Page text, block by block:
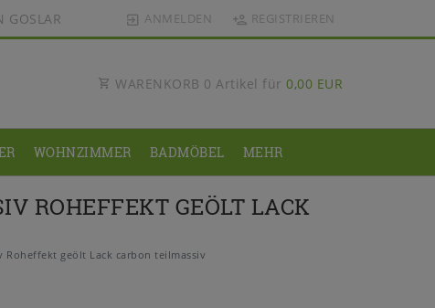
GOSLAR ANMELDEN REGISTRIEREN
WARENKORB 0 Artikel für 0,00 EUR
WOHNZIMMER BADMÖBEL MEHR
ROHEFFEKT GEÖLT LACK
Roheffekt geölt Lack carbon teilmassiv